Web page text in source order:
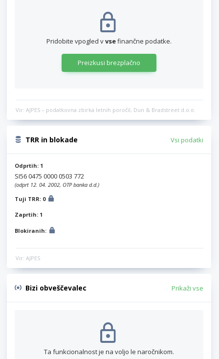
Pridobite vpogled vvsefinančne podatke.
Preizkusi brezplačno
Vir: AJPES – podatkovna zbirka letnih poročil, Dun & Bradstreet d.o.o.
TRR in blokade Vsi podatki
Odprtih: 1
SI56 0475 0000 0503 772
(odprt 12. 04. 2002, OTP banka d.d.)
Tuji TRR: 0
Zaprtih: 1
Blokiranih:
Vir: AJPES
Bizi obveščevalec Prikaži vse
Ta funkcionalnost je na voljo le naročnikom.